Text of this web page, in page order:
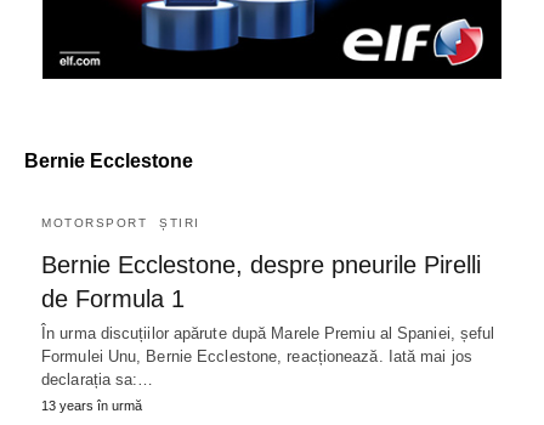
Bernie Ecclestone
MOTORSPORT ȘTIRI
Bernie Ecclestone, despre pneurile Pirelli
de Formula 1
În urma discuțiilor apărute după Marele Premiu al Spaniei, șeful
Formulei Unu, Bernie Ecclestone, reacționează. Iată mai jos
declarația sa:…
13 years în urmă